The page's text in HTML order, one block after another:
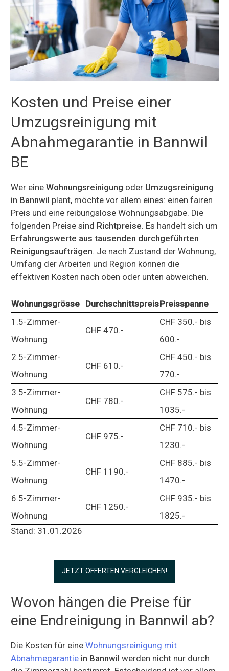
Kosten und Preise einer
Umzugsreinigung mit
Abnahmegarantie in Bannwil
BE
Wer eine Wohnungsreinigung oder Umzugsreinigung
in Bannwil plant, möchte vor allem eines: einen fairen
Preis und eine reibungslose Wohnungsabgabe. Die
folgenden Preise sind Richtpreise. Es handelt sich um
Erfahrungswerte aus tausenden durchgeführten
Reinigungsaufträgen. Je nach Zustand der Wohnung,
Umfang der Arbeiten und Region können die
effektiven Kosten nach oben oder unten abweichen.
Wohnungsgrösse DurchschnittspreisPreisspanne
1.5-Zimmer-
Wohnung
CHF 470.-
CHF 350.- bis
600.-
2.5-Zimmer-
Wohnung
CHF 610.-
CHF 450.- bis
770.-
3.5-Zimmer-
Wohnung
CHF 780.-
CHF 575.- bis
1035.-
4.5-Zimmer-
Wohnung
CHF 975.-
CHF 710.- bis
1230.-
5.5-Zimmer-
Wohnung
CHF 1190.-
CHF 885.- bis
1470.-
6.5-Zimmer-
Wohnung
CHF 1250.-
CHF 935.- bis
1825.-
Stand: 31.01.2026
JETZT OFFERTEN VERGLEICHEN!
Wovon hängen die Preise für
eine Endreinigung in Bannwil ab?
Die Kosten für eine Wohnungsreinigung mit
Abnahmegarantie in Bannwil werden nicht nur durch